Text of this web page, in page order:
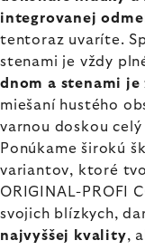
integrovanej
tentoraz uvaríte.
stenami je vždy
dnom a stenami
miešaní hustého
varnou doskou
Ponúkame širokú
variantov, ktoré
ORIGINAL-PROFI
svojich blízkych,
najvyššej kvality,